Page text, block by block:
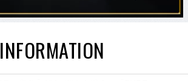
INFORMATION